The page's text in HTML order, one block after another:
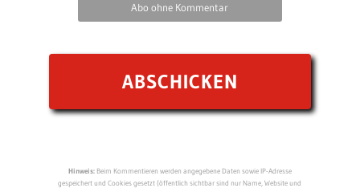
Abo ohne Kommentar
Hinweis:Beim Kommentieren werden angegebene Daten sowie IP-Adresse
gespeichert und Cookies gesetzt (öffentlich sichtbar sind nur Name, Website und